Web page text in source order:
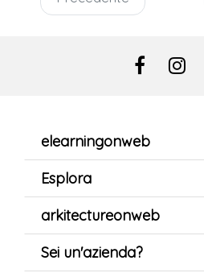
elearningonweb
Esplora
arkitectureonweb
Sei un'azienda?